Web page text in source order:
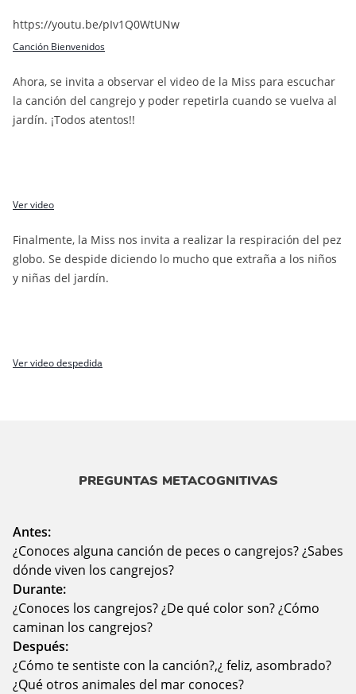
https://youtu.be/pIv1Q0WtUNw
Canción Bienvenidos
Ahora, se invita a observar el video de la Miss para escuchar
la canción del cangrejo y poder repetirla cuando se vuelva al
jardín. ¡Todos atentos!!
Ver video
Finalmente, la Miss nos invita a realizar la respiración del pez
globo. Se despide diciendo lo mucho que extraña a los niños
y niñas del jardín.
Ver video despedida
PREGUNTAS METACOGNITIVAS
Antes:
¿Conoces alguna canción de peces o cangrejos? ¿Sabes
dónde viven los cangrejos?
Durante:
¿Conoces los cangrejos? ¿De qué color son? ¿Cómo
caminan los cangrejos?
Después:
¿Cómo te sentiste con la canción?,¿ feliz, asombrado?
¿Qué otros animales del mar conoces?